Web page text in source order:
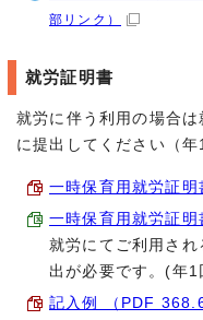
部リンク）
就労証明書
就労に伴う利用の場合
に提出してください（年
一時保育用就労証
一時保育用就労証
就労にてご利用さ
出が必要です。(年1
記入例 （PDF